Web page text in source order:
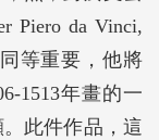
Piero da Vinci,
等重要，他將
1513年畫的一
此件作品，這